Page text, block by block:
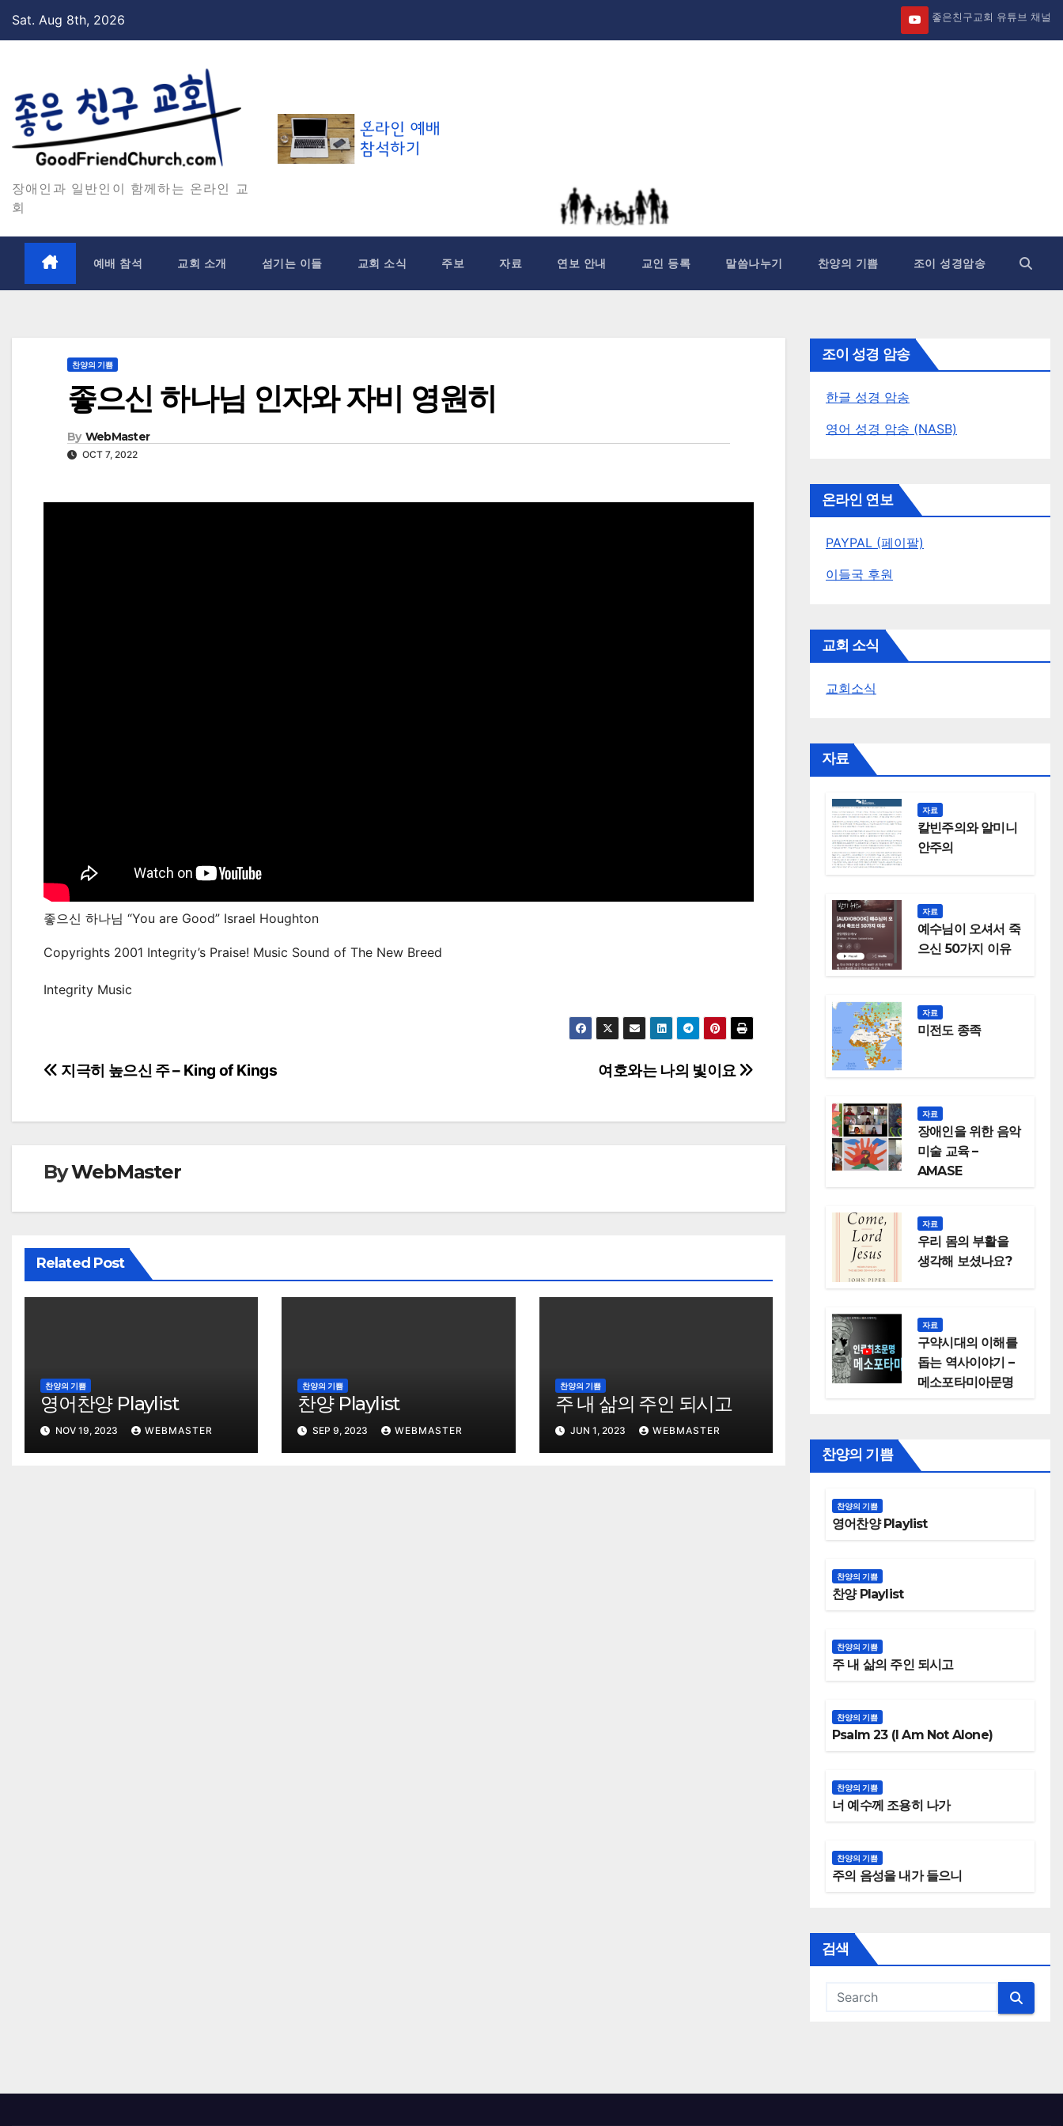
Sat. Aug 8th, 2026 좋은친구교회 유튜브 채널
장애인과 일반인이 함께하는 온라인 교
회
예배 참석 교회 소개 섬기는 이들 교회 소식 주보 자료 연보 안내 교인 등록 말씀나누기 찬양의 기쁨 조이 성경암송
찬양의 기쁨
좋으신 하나님 인자와 자비 영원히
By WebMaster
OCT 7, 2022
좋으신 하나님 “You are Good” Israel Houghton
Copyrights 2001 Integrity’s Praise! Music Sound of The New Breed
Integrity Music
Post
여호와는 나의 빛이요
지극히 높으신 주 – King of Kings
ByWebMaster
Related Post
찬양의 기쁨
영어찬양 Playlist
NOV 19, 2023 WEBMASTER
찬양의 기쁨
찬양 Playlist
SEP 9, 2023 WEBMASTER
찬양의 기쁨
주 내 삶의 주인 되시고
JUN 1, 2023 WEBMASTER
조이 성경 암송
한글 성경 암송
영어 성경 암송 (NASB)
온라인 연보
PAYPAL (페이팔)
이들국 후원
교회 소식
교회소식
자료
자료
칼빈주의와 알미니
안주의
자료
예수님이 오셔서 죽
으신 50가지 이유
자료
미전도 종족
자료
장애인을 위한 음악
미술 교육 –
AMASE
자료
우리 몸의 부활을
생각해 보셨나요?
자료
구약시대의 이해를
돕는 역사이야기 –
메소포타미아문명
찬양의 기쁨
찬양의 기쁨
영어찬양 Playlist
찬양의 기쁨
찬양 Playlist
찬양의 기쁨
주 내 삶의 주인 되시고
찬양의 기쁨
Psalm 23 (I Am Not Alone)
찬양의 기쁨
너 예수께 조용히 나가
찬양의 기쁨
주의 음성을 내가 들으니
검색